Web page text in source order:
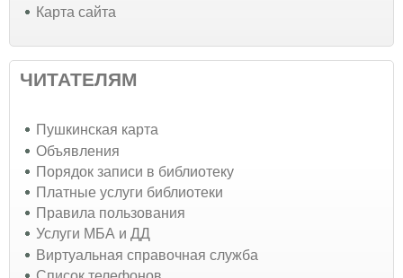
Карта сайта
ЧИТАТЕЛЯМ
Пушкинская карта
Объявления
Порядок записи в библиотеку
Платные услуги библиотеки
Правила пользования
Услуги МБА и ДД
Виртуальная справочная служба